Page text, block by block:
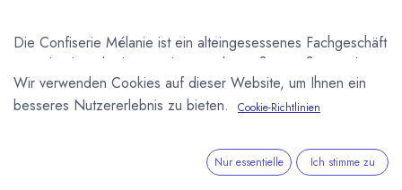
Die Confiserie Mélanie ist ein alteingesessenes Fachgeschäft
in Berlin das jahrelang in der Goethestraße 4 saß. Seit dem
1. Juni 2013 befindet sich die Confiserie in der Grolmanstr.
20.
Kostenlose News - 1 Mal pro Monat:
Wir verwenden Cookies auf dieser Website, um Ihnen ein
besseres Nutzererlebnis zu bieten.
Cookie-Richtlinien
Nur essentielle Ich stimme zu